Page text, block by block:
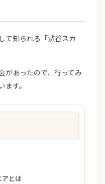
て知られる「渋谷スカ
があったので、行ってみ
す。
とは